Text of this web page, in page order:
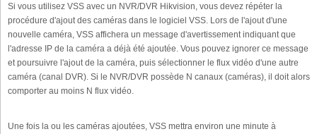
Si vous utilisez VSS avec un NVR/DVR Hikvision, vous devez répéter la
procédure d'ajout des caméras dans le logiciel VSS. Lors de l'ajout d'une
nouvelle caméra, VSS affichera un message d'avertissement indiquant que
l'adresse IP de la caméra a déjà été ajoutée. Vous pouvez ignorer ce message
et poursuivre l'ajout de la caméra, puis sélectionner le flux vidéo d'une autre
caméra (canal DVR). Si le NVR/DVR possède N canaux (caméras), il doit alors
comporter au moins N flux vidéo.
Une fois la ou les caméras ajoutées, VSS mettra environ une minute à